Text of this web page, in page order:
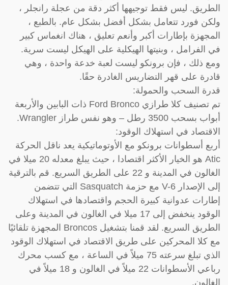
الطريق. ليس فقط توجيهها أكثر دقة من عجلة رانجلر ،
ولكن فورد تتعامل بشكل أفضل بشكل عام. بالطبع ،
المجهزة بإطارات أكبر وأنعم تعليق ، هناك انغماس كبير
في الفرامل ، وبنيتها الهيكلية على الهيكل ليست سرية.
ومع ذلك ، فإن برونكو ليست لعبة خدعة واحدة ، وهي
قادرة على قهر التضاريس الغادرة حقًا.
قدرة السحب والحمولة:
تم تصنيف كلا طرازي Ford Bronco ذات البابين والأربعة
أبواب بسحب 3500 رطل – وهو نفس طراز Wrangler.
الاقتصاد في استهلاك الوقود:
أربع أسطوانات برونكو مع الأوتوماتيكية يعد ناقل الحركة
Atic هو الخيار الأكثر اقتصادا ، حيث يبلغ معدله 20 ميلا في
الغالون في المدينة و 22 على الطريق السريع. قم بالترقية
إلى الإصدار V-6 مع حزمة Sasquatch التي تتضمن
إطارات عدوانية كبيرة الحجم واقتصادها في استهلاك
الوقود ينخفض إلى 17 ميلا في الغالون في المدينة وعلى
الطريق السريع. لقد قمنا بتشغيل Broncos المجهزة تلقائيًا
مع كلا المحركين على طريق الاقتصاد في استهلاك الوقود
الذي تبلغ سرعته 75 ميلاً في الساعة ، مع كسب محرك
رباعي الأسطوانات 22 ميلاً في الغالون و 18 ميلاً في
الغالون.